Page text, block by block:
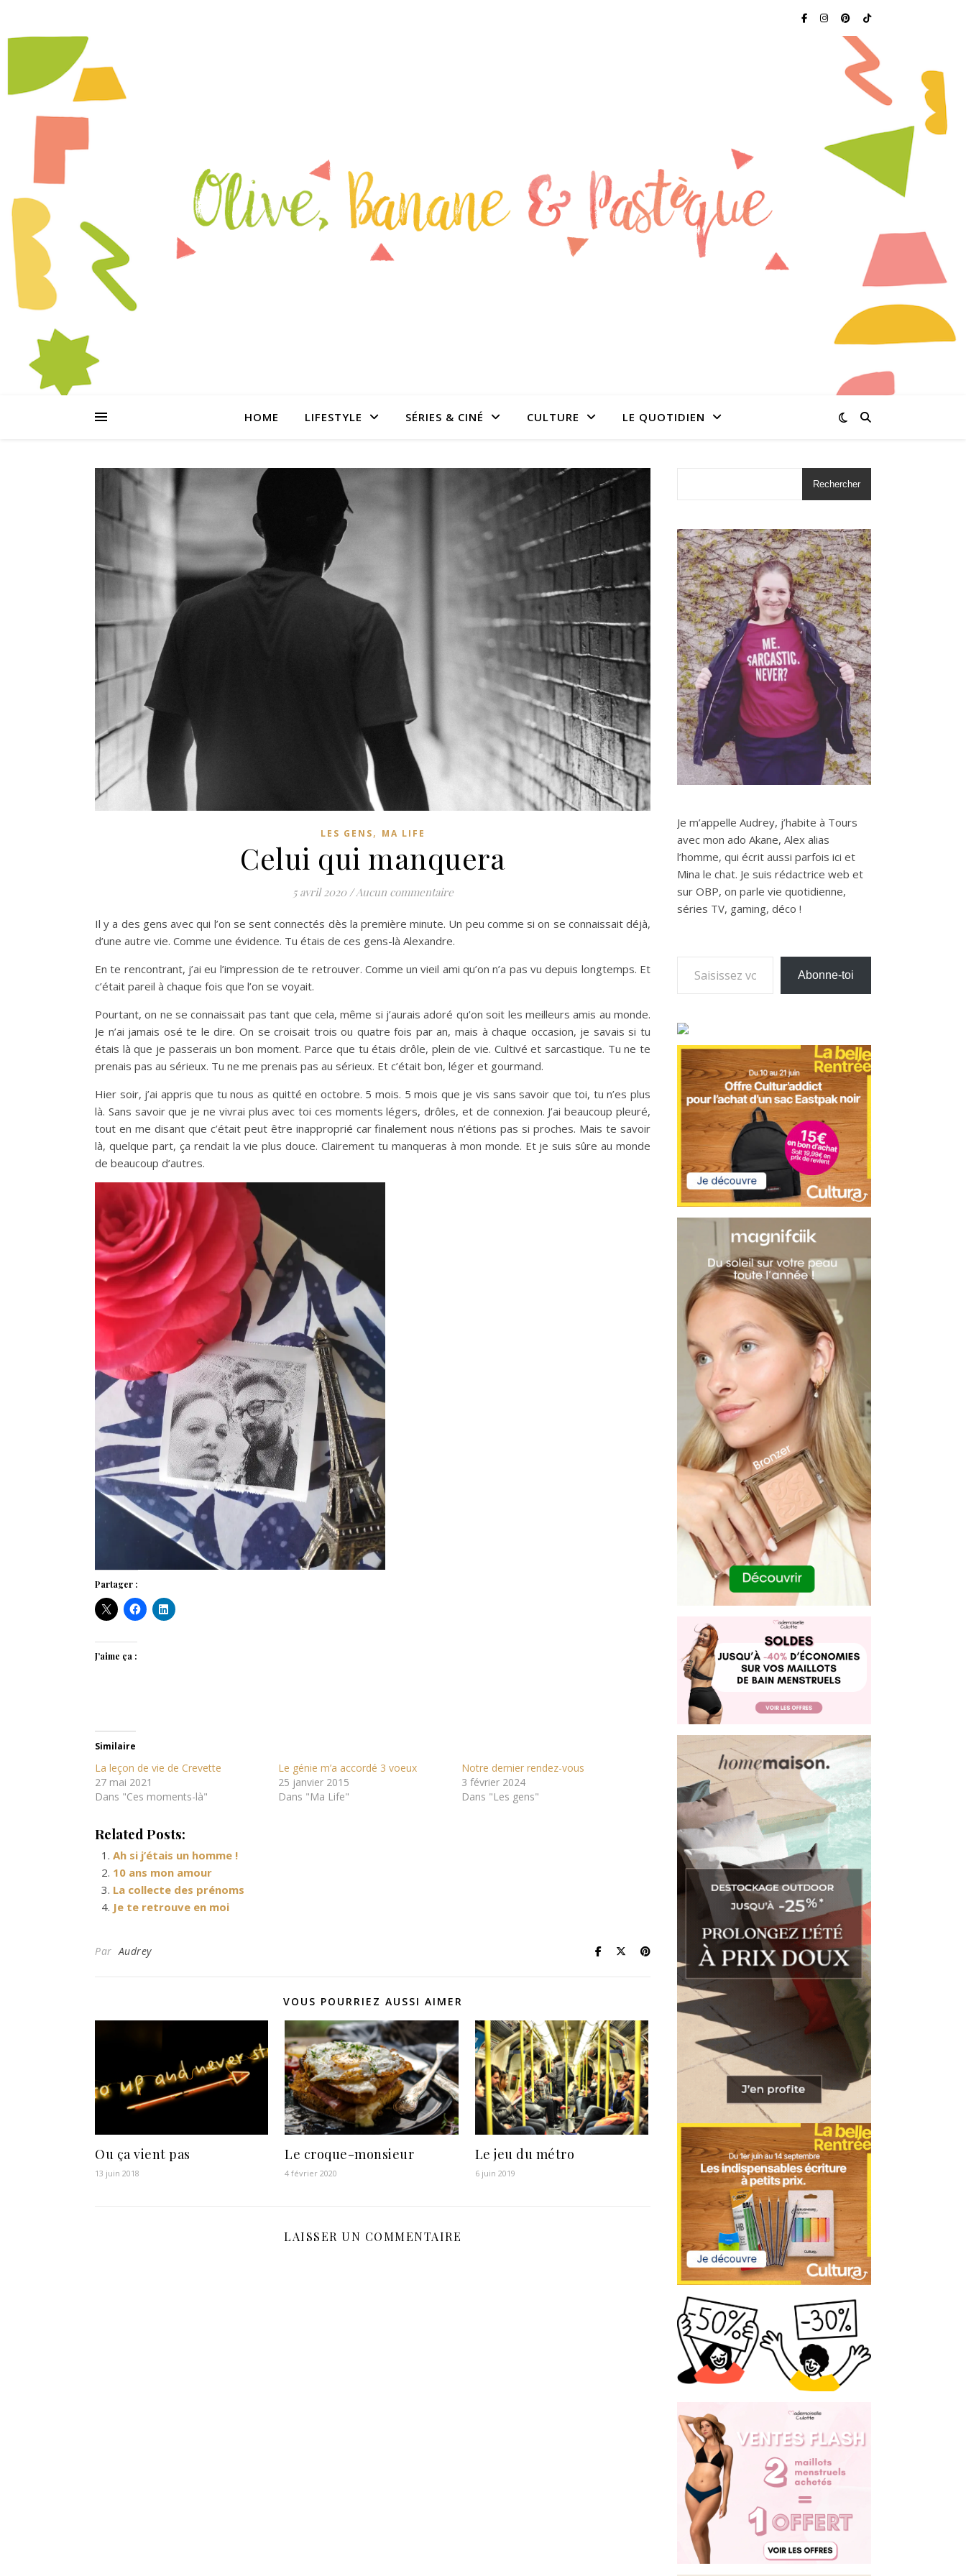
HOME LIFESTYLE SÉRIES & CINÉ CULTURE LE QUOTIDIEN
LES GENS, MA LIFE
Celui qui manquera
5 avril 2020 /Aucun commentaire
Il y a des gens avec qui l’on se sent connectés dès la première minute. Un peu comme si on se connaissait déjà,
d’une autre vie. Comme une évidence. Tu étais de ces gens-là Alexandre.
En te rencontrant, j’ai eu l’impression de te retrouver. Comme un vieil ami qu’on n’a pas vu depuis longtemps. Et
c’était pareil à chaque fois que l’on se voyait.
Pourtant, on ne se connaissait pas tant que cela, même si j’aurais adoré qu’on soit les meilleurs amis au monde.
Je n’ai jamais osé te le dire. On se croisait trois ou quatre fois par an, mais à chaque occasion, je savais si tu
étais là que je passerais un bon moment. Parce que tu étais drôle, plein de vie. Cultivé et sarcastique. Tu ne te
prenais pas au sérieux. Tu ne me prenais pas au sérieux. Et c’était bon, léger et gourmand.
Hier soir, j’ai appris que tu nous as quitté en octobre. 5 mois. 5 mois que je vis sans savoir que toi, tu n’es plus
là. Sans savoir que je ne vivrai plus avec toi ces moments légers, drôles, et de connexion. J’ai beaucoup pleuré,
tout en me disant que c’était peut être inapproprié car finalement nous n’étions pas si proches. Mais te savoir
là, quelque part, ça rendait la vie plus douce. Clairement tu manqueras à mon monde. Et je suis sûre au monde
de beaucoup d’autres.
Partager :
J’aime ça :
Similaire
La leçon de vie de Crevette
27 mai 2021
Dans "Ces moments-là"
Le génie m’a accordé 3 voeux
25 janvier 2015
Dans "Ma Life"
Notre dernier rendez-vous
3 février 2024
Dans "Les gens"
Related Posts:
Ah si j’étais un homme !
10 ans mon amour
La collecte des prénoms
Je te retrouve en moi
ParAudrey
VOUS POURRIEZ AUSSI AIMER
Ou ça vient pas
13 juin 2018
Le croque-monsieur
4 février 2020
Le jeu du métro
6 juin 2019
LAISSER UN COMMENTAIRE
Rechercher
Je m’appelle Audrey, j’habite à Tours
avec mon ado Akane, Alex alias
l’homme, qui écrit aussi parfois ici et
Mina le chat. Je suis rédactrice web et
sur OBP, on parle vie quotidienne,
séries TV, gaming, déco !
Saisissez votre adresse e-mail…
Abonne-toi